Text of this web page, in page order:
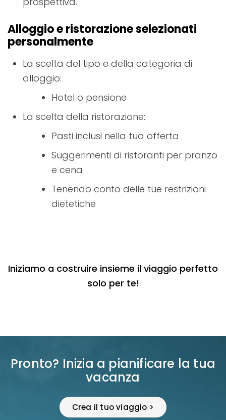
Alloggio e ristorazione selezionati
personalmente
La scelta del tipo e della categoria di
alloggio:
Hotel o pensione
La scelta della ristorazione:
Pasti inclusi nella tua offerta
Suggerimenti di ristoranti per pranzo
e cena
Tenendo conto delle tue restrizioni
dietetiche
Iniziamo a costruire insieme il viaggio perfetto
solo per te!
Pronto? Inizia a pianificare la tua
vacanza
Crea il tuo viaggio >